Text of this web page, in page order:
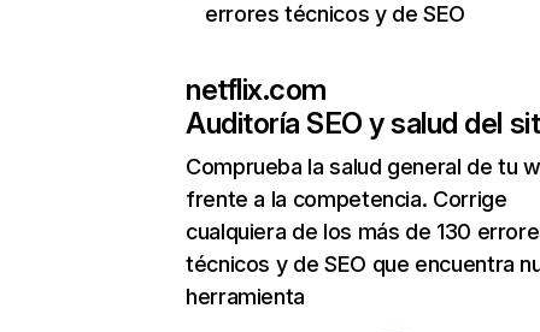
errores técnicos y de SEO
netflix.com
Auditoría SEO y salud del
Comprueba la salud general de tu
frente a la competencia. Corrige
cualquiera de los más de 130
técnicos y de SEO que encuentra
herramienta